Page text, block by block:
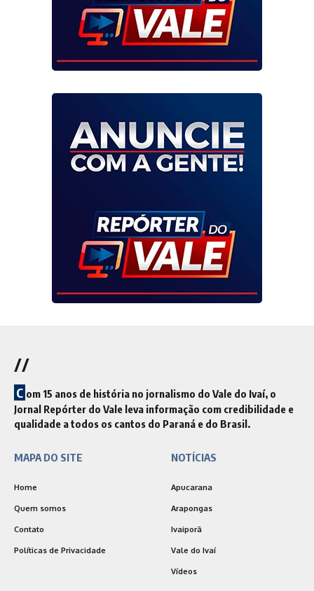
//
C om 15 anos de história no jornalismo do Vale do Ivaí, o
Jornal Repórter do Vale leva informação com credibilidade e
qualidade a todos os cantos do Paraná e do Brasil.
MAPA DO SITE
Home
Quem somos
Contato
Políticas de Privacidade
NOTÍCIAS
Apucarana
Arapongas
Ivaiporã
Vale do Ivaí
Vídeos